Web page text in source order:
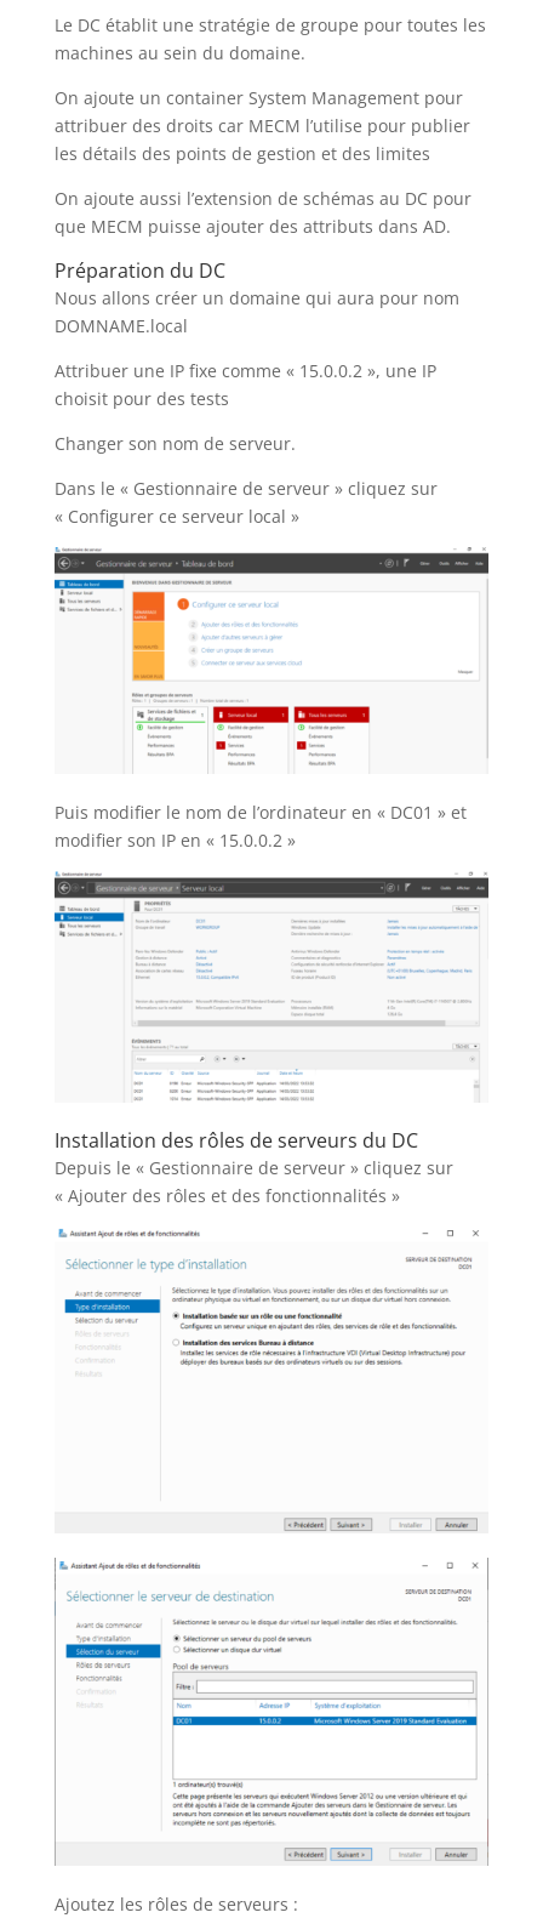
Le DC établit une stratégie de groupe pour toutes les
machines au sein du domaine.
On ajoute un container System Management pour
attribuer des droits car MECM l’utilise pour publier
les détails des points de gestion et des limites
On ajoute aussi l’extension de schémas au DC pour
que MECM puisse ajouter des attributs dans AD.
Préparation du DC
Nous allons créer un domaine qui aura pour nom
DOMNAME.local
Attribuer une IP fixe comme « 15.0.0.2 », une IP
choisit pour des tests
Changer son nom de serveur.
Dans le « Gestionnaire de serveur » cliquez sur
« Configurer ce serveur local »
Puis modifier le nom de l’ordinateur en « DC01 » et
modifier son IP en « 15.0.0.2 »
Installation des rôles de serveurs du DC
Depuis le « Gestionnaire de serveur » cliquez sur
« Ajouter des rôles et des fonctionnalités »
Ajoutez les rôles de serveurs :